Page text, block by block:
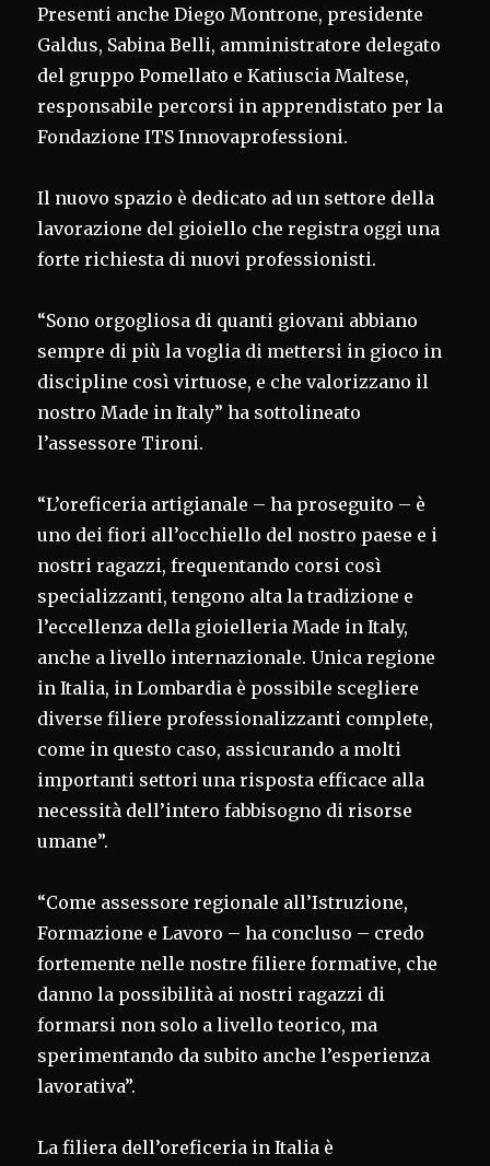
Presenti anche Diego Montrone, presidente
Galdus, Sabina Belli, amministratore delegato
del gruppo Pomellato e Katiuscia Maltese,
responsabile percorsi in apprendistato per la
Fondazione ITS Innovaprofessioni.
Il nuovo spazio è dedicato ad un settore della
lavorazione del gioiello che registra oggi una
forte richiesta di nuovi professionisti.
“Sono orgogliosa di quanti giovani abbiano
sempre di più la voglia di mettersi in gioco in
discipline così virtuose, e che valorizzano il
nostro Made in Italy” ha sottolineato
l’assessore Tironi.
“L’oreficeria artigianale – ha proseguito – è
uno dei fiori all’occhiello del nostro paese e i
nostri ragazzi, frequentando corsi così
specializzanti, tengono alta la tradizione e
l’eccellenza della gioielleria Made in Italy,
anche a livello internazionale. Unica regione
in Italia, in Lombardia è possibile scegliere
diverse filiere professionalizzanti complete,
come in questo caso, assicurando a molti
importanti settori una risposta efficace alla
necessità dell’intero fabbisogno di risorse
umane”.
“Come assessore regionale all’Istruzione,
Formazione e Lavoro – ha concluso – credo
fortemente nelle nostre filiere formative, che
danno la possibilità ai nostri ragazzi di
formarsi non solo a livello teorico, ma
sperimentando da subito anche l’esperienza
lavorativa”.
La filiera dell’oreficeria in Italia è